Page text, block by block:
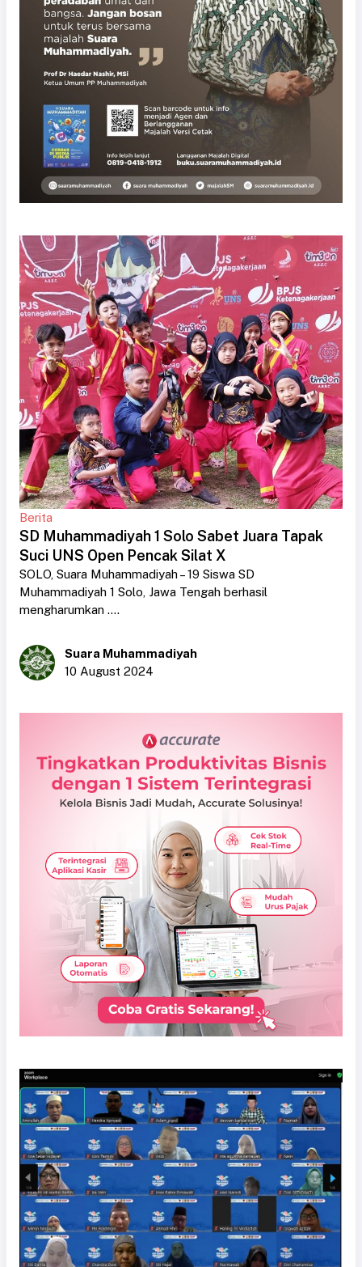
Berita
SD Muhammadiyah 1 Solo Sabet Juara Tapak
Suci UNS Open Pencak Silat X
SOLO, Suara Muhammadiyah – 19 Siswa SD
Muhammadiyah 1 Solo, Jawa Tengah berhasil
mengharumkan ....
Suara Muhammadiyah
10 August 2024